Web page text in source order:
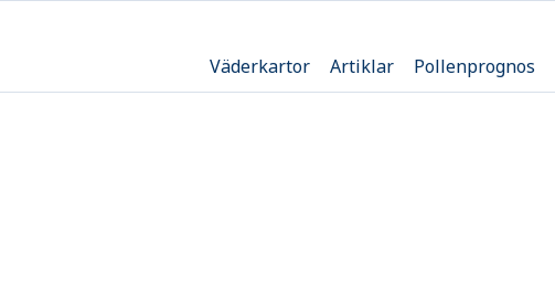
Väderkartor Artiklar Pollenprognos